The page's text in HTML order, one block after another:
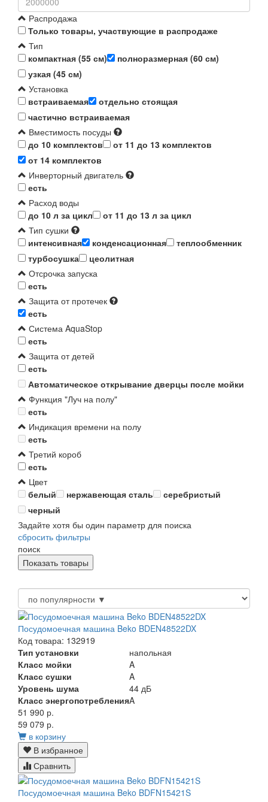
Распродажа
Только товары, участвующие в распродаже
Тип
компактная (55 см)
полноразмерная (60 см)
узкая (45 см)
Установка
встраиваемая
отдельно стоящая
частично встраиваемая
Вместимость посуды
до 10 комплектов
от 11 до 13 комплектов
от 14 комплектов
Инверторный двигатель
есть
Расход воды
до 10 л за цикл
от 11 до 13 л за цикл
Тип сушки
интенсивная
конденсационная
теплообменник
турбосушка
цеолитная
Отсрочка запуска
есть
Защита от протечек
есть
Система AquaStop
есть
Защита от детей
есть
Автоматическое открывание дверцы после мойки
Функция "Луч на полу"
есть
Индикация времени на полу
есть
Третий короб
есть
Цвет
белый
нержавеющая сталь
серебристый
черный
Задайте хотя бы один параметр для поиска
сбросить фильтры
поиск
Посудомоечная машина Beko BDEN48522DX
Код товара: 132919
Тип установки
напольная
Класс мойки
A
Класс сушки
A
Уровень шума
44 дБ
Класс энергопотребленияA
51 990 р.
59 079 р.
в корзину
В избранное
Сравнить
Посудомоечная машина Beko BDFN15421S